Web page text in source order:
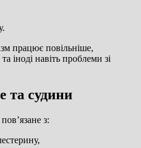
працює повільніше,
іноді навіть проблеми зі
та судини
з: